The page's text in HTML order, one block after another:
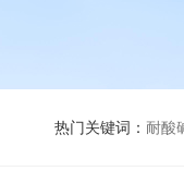
热门关键词： 耐酸